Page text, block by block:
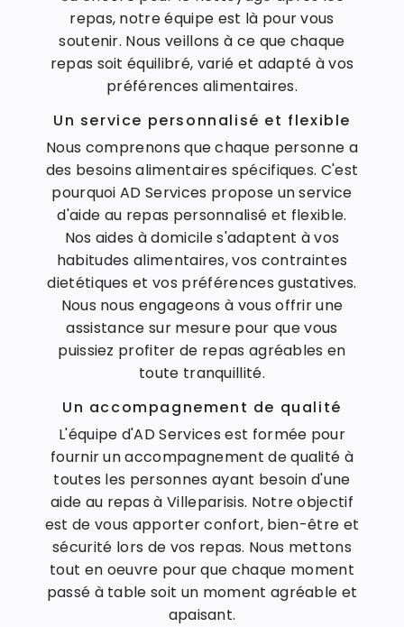
repas, notre équipe est là pour vous
soutenir. Nous veillons à ce que chaque
repas soit équilibré, varié et adapté à vos
préférences alimentaires.
Un service personnalisé et flexible
Nous comprenons que chaque personne a
des besoins alimentaires spécifiques. C'est
pourquoi AD Services propose un service
d'aide au repas personnalisé et flexible.
Nos aides à domicile s'adaptent à vos
habitudes alimentaires, vos contraintes
dietétiques et vos préférences gustatives.
Nous nous engageons à vous offrir une
assistance sur mesure pour que vous
puissiez profiter de repas agréables en
toute tranquillité.
Un accompagnement de qualité
L'équipe d'AD Services est formée pour
fournir un accompagnement de qualité à
toutes les personnes ayant besoin d'une
aide au repas à Villeparisis. Notre objectif
est de vous apporter confort, bien-être et
sécurité lors de vos repas. Nous mettons
tout en oeuvre pour que chaque moment
passé à table soit un moment agréable et
apaisant.